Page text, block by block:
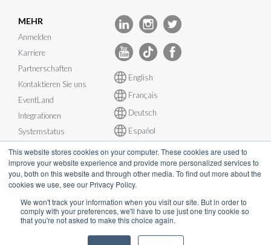
This website stores cookies on your computer. These cookies are used to
improve your website experience and provide more personalized services to
you, both on this website and through other media. To find out more about the
cookies we use, see our Privacy Policy.
We won't track your information when you visit our site. But in order to
comply with your preferences, we'll have to use just one tiny cookie so
that you're not asked to make this choice again.
MEHR
Anmelden
Karriere
Partnerschaften
Kontaktieren Sie uns
EventLand
Integrationen
Systemstatus
English
Français
Deutsch
Español
© InEvent, Inc. 2026
Nutzungsbedingungen • Datenschutzerklärung